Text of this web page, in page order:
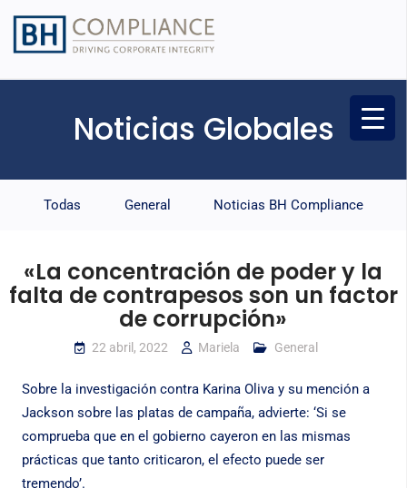
Noticias Globales
Todas General Noticias BH Compliance
«La concentración de poder y la
falta de contrapesos son un factor
de corrupción»
22 abril, 2022 Mariela General
Sobre la investigación contra Karina Oliva y su mención a
Jackson sobre las platas de campaña, advierte: ‘Si se
comprueba que en el gobierno cayeron en las mismas
prácticas que tanto criticaron, el efecto puede ser
tremendo’.